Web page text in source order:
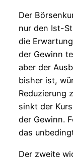
Der
nur den Ist-
die
der Gewinn
aber der
bisher ist,
Reduzierung
sinkt der
der Gewinn.
das
Der zweite